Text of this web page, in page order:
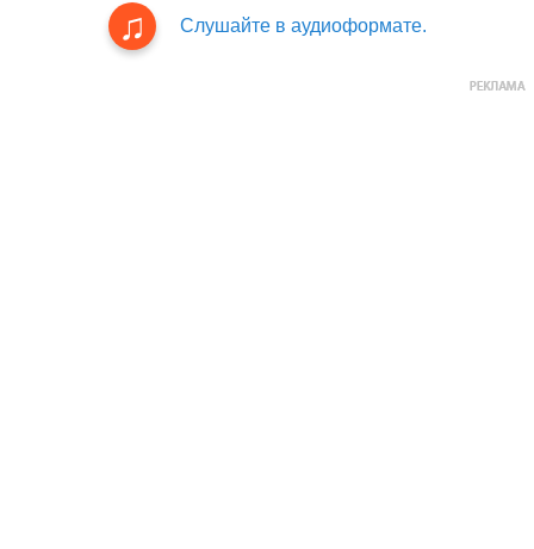
Слушайте в аудиоформате.